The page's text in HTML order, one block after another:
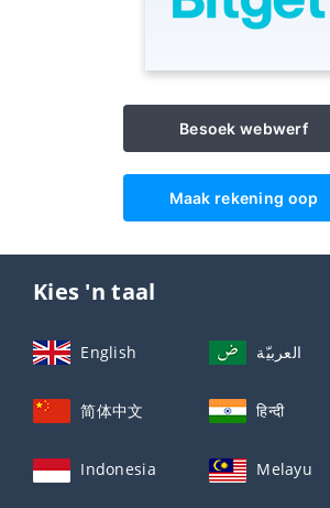
Besoek webwerf
Maak rekening oop
Kies 'n taal
English العربيّة
简体中文 हिन्दी
Indonesia Melayu